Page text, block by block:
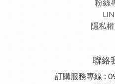
粉絲
隱私
聯絡
訂購服務專線 :